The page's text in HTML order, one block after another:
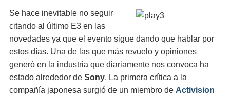
Se hace inevitable no seguir
citando al último E3 en las
novedades ya que el evento sigue dando que hablar por
estos días. Una de las que más revuelo y opiniones
generó en la industria que diariamente nos convoca ha
estado alrededor de Sony. La primera crítica a la
compañía japonesa surgió de un miembro de Activision